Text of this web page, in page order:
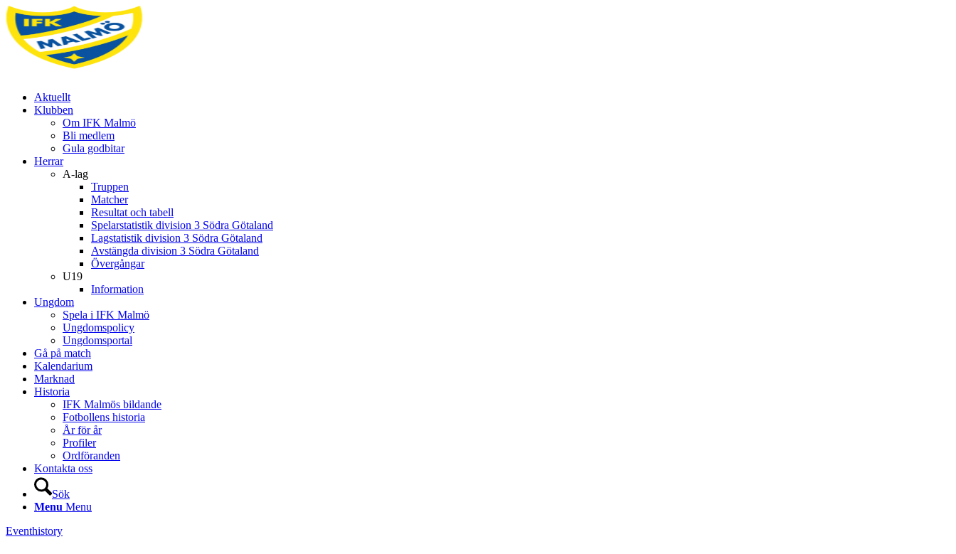
Aktuellt
Klubben
Om IFK Malmö
Bli medlem
Gula godbitar
Herrar
A-lag
Truppen
Matcher
Resultat och tabell
Spelarstatistik division 3 Södra Götaland
Lagstatistik division 3 Södra Götaland
Avstängda division 3 Södra Götaland
Övergångar
U19
Information
Ungdom
Spela i IFK Malmö
Ungdomspolicy
Ungdomsportal
Gå på match
Kalendarium
Marknad
Historia
IFK Malmös bildande
Fotbollens historia
År för år
Profiler
Ordföranden
Kontakta oss
Sök
Menu Menu
Eventhistory